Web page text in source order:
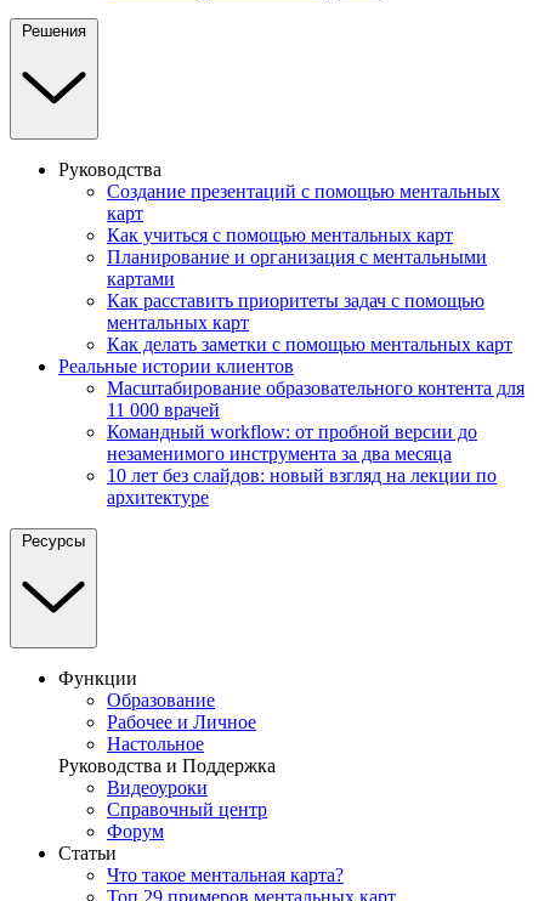
Решения
Руководства
Создание презентаций с помощью ментальных
карт
Как учиться с помощью ментальных карт
Планирование и организация с ментальными
картами
Как расставить приоритеты задач с помощью
ментальных карт
Как делать заметки с помощью ментальных карт
Реальные истории клиентов
Масштабирование образовательного контента для
11 000 врачей
Командный workflow: от пробной версии до
незаменимого инструмента за два месяца
10 лет без слайдов: новый взгляд на лекции по
архитектуре
Ресурсы
Функции
Образование
Рабочее и Личное
Настольное
Руководства и Поддержка
Видеоуроки
Справочный центр
Форум
Статьи
Что такое ментальная карта?
Топ 29 примеров ментальных карт